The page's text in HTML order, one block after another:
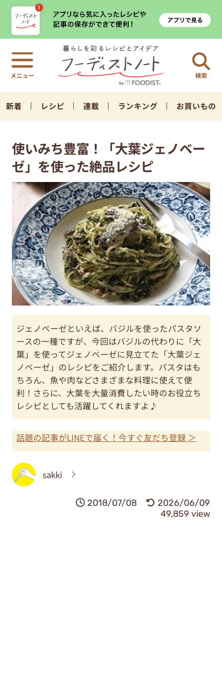
検索
新着 レシピ 連載 ランキング お買いもの
使いみち豊富！「大葉ジェノベー
ゼ」を使った絶品レシピ
ジェノベーゼといえば、バジルを使ったパスタソ
ースの一種ですが、今回はバジルの代わりに「大
葉」を使ってジェノベーゼに見立てた「大葉ジェ
ノベーゼ」のレシピをご紹介します。パスタはも
ちろん、魚や肉などさまざまな料理に使えて便
利！さらに、大葉を大量消費したい時のお役立ち
レシピとしても活躍してくれますよ♪
話題の記事がLINEで届く！今すぐ友だち登録 ＞
sakki
2018/07/08
2026/06/09
49,859 view